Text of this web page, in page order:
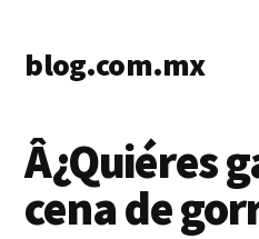
blog.com.mx
blogs
Â¿Quiéres
cena de